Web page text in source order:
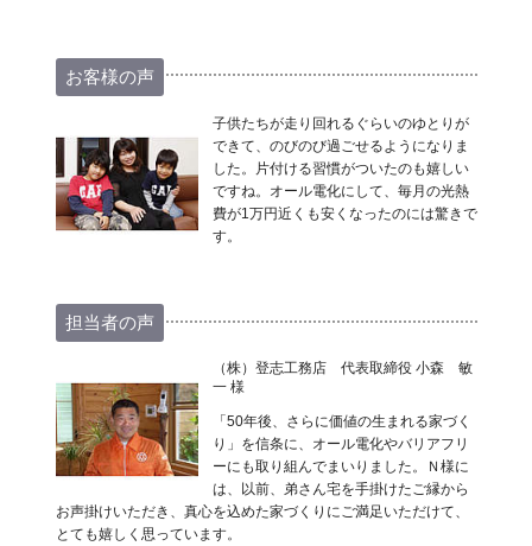
お客様の声
子供たちが走り回れるぐらいのゆとりが
できて、のびのび過ごせるようになりま
した。片付ける習慣がついたのも嬉しい
ですね。オール電化にして、毎月の光熱
費が1万円近くも安くなったのには驚きで
す。
担当者の声
（株）登志工務店 代表取締役 小森 敏
一 様
「50年後、さらに価値の生まれる家づく
り」を信条に、オール電化やバリアフリ
ーにも取り組んでまいりました。Ｎ様に
は、以前、弟さん宅を手掛けたご縁から
お声掛けいただき、真心を込めた家づくりにご満足いただけて、
とても嬉しく思っています。